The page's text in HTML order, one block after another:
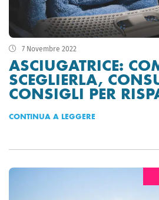
7 Novembre 2022
ASCIUGATRICE:
SCEGLIERLA,
CONSIGLI PER
CONTINUA A LEGGERE